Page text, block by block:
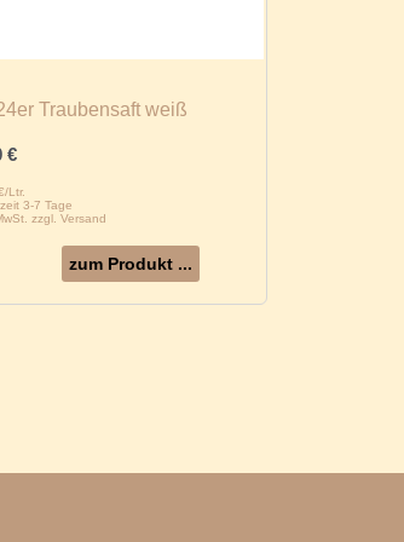
Ltr.
3-7 Tage
zzgl. Versand
Traubensaft weiß
€
zum Produkt ...